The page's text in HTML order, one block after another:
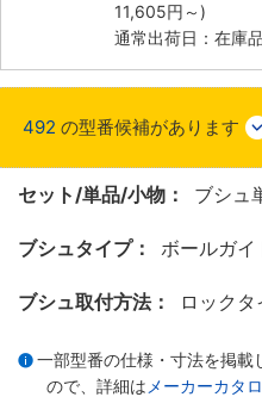
11,605円 ～)
通常出荷日：在庫
492 の型番候補があります
セット/単品/小物： ブシュ
ブシュタイプ： ボールガイ
ブシュ取付方法： ロック
一部型番の仕様・寸法を掲載
ので、詳細は メーカーカタ